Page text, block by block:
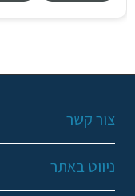
צור קשר
052-2311648
ניווט באתר